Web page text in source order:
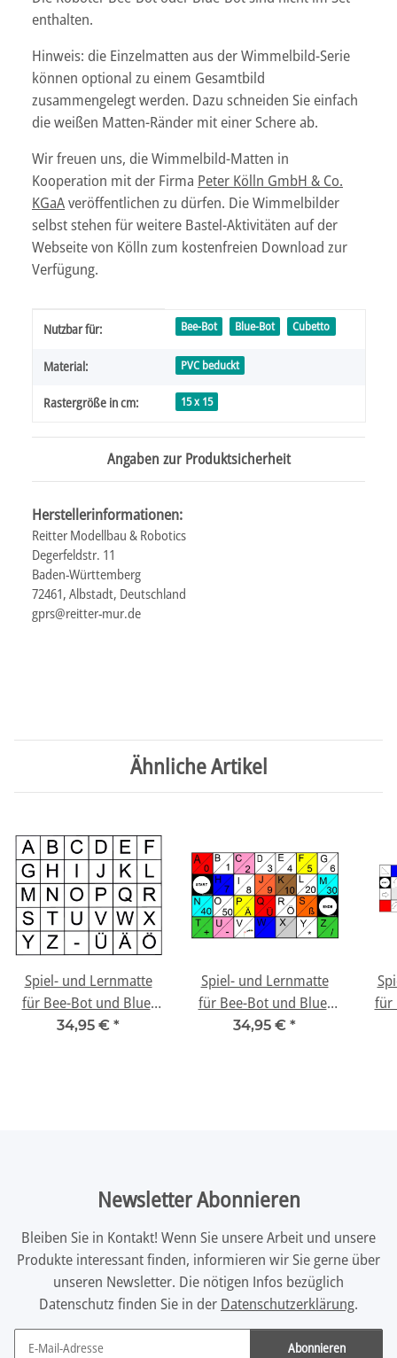
enthalten.
Hinweis: die Einzelmatten aus der Wimmelbild-Serie
können optional zu einem Gesamtbild
zusammengelegt werden. Dazu schneiden Sie einfach
die weißen Matten-Ränder mit einer Schere ab.
Wir freuen uns, die Wimmelbild-Matten in
Kooperation mit der Firma Peter Kölln GmbH & Co.
KGaAveröffentlichen zu dürfen. Die Wimmelbilder
selbst stehen für weitere Bastel-Aktivitäten auf der
Webseite von Kölln zum kostenfreien Download zur
Verfügung.
Produkteigenschaft
Wert
Nutzbar für: Bee-Bot Blue-Bot Cubetto
Material: PVC beduckt
Rastergröße in cm: 15 x 15
Angaben zur Produktsicherheit
Herstellerinformationen:
Reitter Modellbau & Robotics
Degerfeldstr. 11
Baden-Württemberg
72461, Albstadt, Deutschland
gprs@reitter-mur.de
Ähnliche Artikel
Spiel- und Lernmatte
für Bee-Bot und Blue-
Bot - "Buchstaben"
34,95 € *
Spiel- und Lernmatte
für Bee-Bot und Blue-
34,95 € *
für
Newsletter Abonnieren
Bleiben Sie in Kontakt! Wenn Sie unsere Arbeit und unsere
Produkte interessant finden, informieren wir Sie gerne über
unseren Newsletter. Die nötigen Infos bezüglich
Datenschutz finden Sie in der Datenschutzerklärung.
Abonnieren